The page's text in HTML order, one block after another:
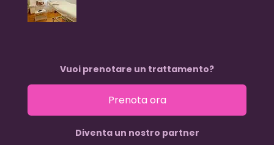
Vuoi prenotare un trattamento?
Prenota ora
Diventa un nostro partner